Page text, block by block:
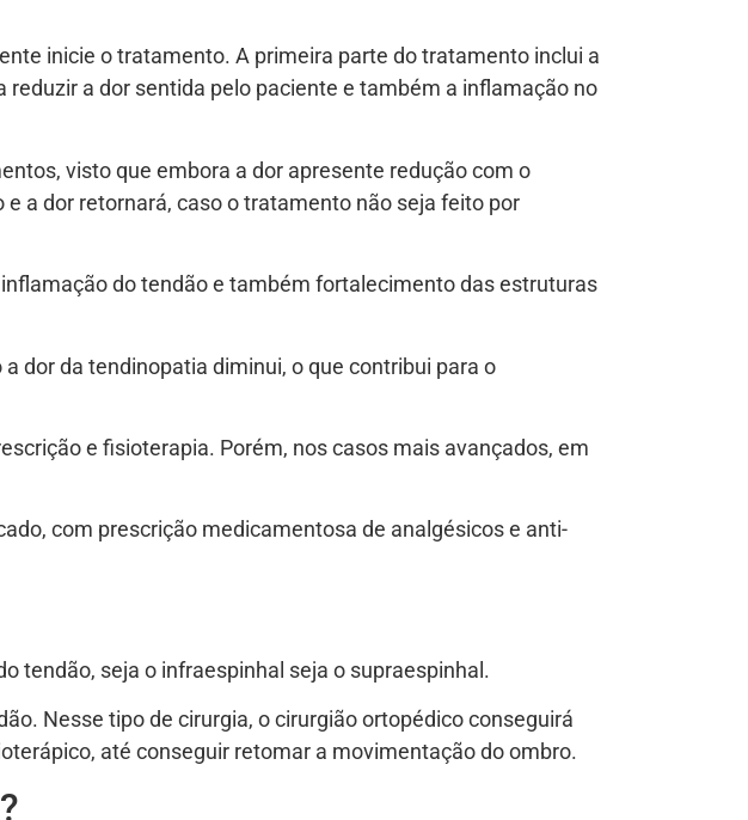
inicie o tratamento. A primeira parte do tratamento inclui a
a dor sentida pelo paciente e também a inflamação no
visto que embora a dor apresente redução com o
a dor retornará, caso o tratamento não seja feito por
do tendão e também fortalecimento das estruturas
dor da tendinopatia diminui, o que contribui para o
e fisioterapia. Porém, nos casos mais avançados, em
com prescrição medicamentosa de analgésicos e anti-
tendão, seja o infraespinhal seja o supraespinhal.
Nesse tipo de cirurgia, o cirurgião ortopédico conseguirá
até conseguir retomar a movimentação do ombro.